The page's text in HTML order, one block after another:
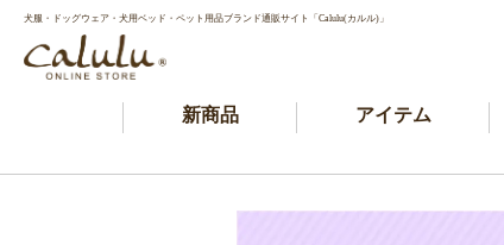
犬服・ドッグウェア・犬用ベッド・ペット用品ブランド通販サイト「Calulu(カルル)」
新商品 アイテム